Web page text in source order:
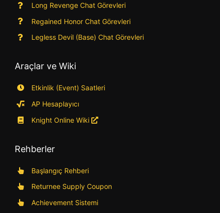
Long Revenge Chat Görevleri
Regained Honor Chat Görevleri
Legless Devil (Base) Chat Görevleri
Araçlar ve Wiki
Etkinlik (Event) Saatleri
AP Hesaplayıcı
Knight Online Wiki
Rehberler
Başlangıç Rehberi
Returnee Supply Coupon
Achievement Sistemi